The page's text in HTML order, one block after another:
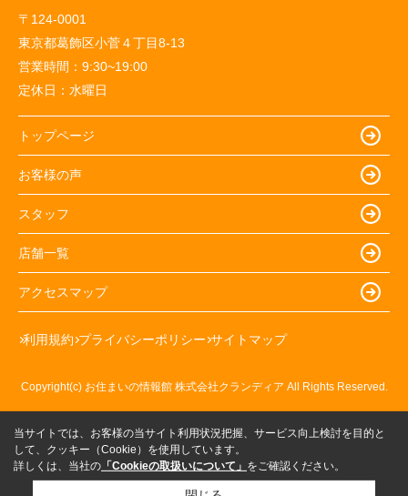
〒124-0001
東京都葛飾区小菅４丁目8-13
営業時間： 9:30~19:00
定休日： 水曜日
トップページ
お客様の声
スタッフ
店舗一覧
アクセスマップ
利用規約 プライバシーポリシー サイトマップ
Copyright(c) お住まいの情報館 株式会社クランディア All Rights Reserved.
当サイトでは、お客様の当サイト利用状況把握、サービス向上検討を目的と
して、クッキー（Cookie）を使用しています。
詳しくは、当社の 「Cookieの取扱いについて」 をご確認ください。